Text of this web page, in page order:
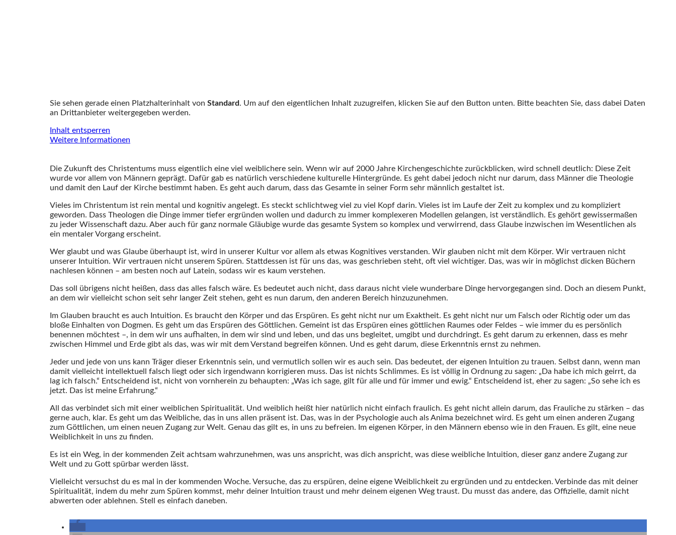
Sie sehen gerade einen Platzhalterinhalt von Standard. Um auf den eigentlichen Inhalt zuzugreifen, klicken Sie auf den Button unten. Bitte beachten Sie, dass dabei Daten
an Drittanbieter weitergegeben werden.
Inhalt entsperren
Weitere Informationen
Die Zukunft des Christentums muss eigentlich eine viel weiblichere sein. Wenn wir auf 2000 Jahre Kirchengeschichte zurückblicken, wird schnell deutlich: Diese Zeit
wurde vor allem von Männern geprägt. Dafür gab es natürlich verschiedene kulturelle Hintergründe. Es geht dabei jedoch nicht nur darum, dass Männer die Theologie
und damit den Lauf der Kirche bestimmt haben. Es geht auch darum, dass das Gesamte in seiner Form sehr männlich gestaltet ist.
Vieles im Christentum ist rein mental und kognitiv angelegt. Es steckt schlichtweg viel zu viel Kopf darin. Vieles ist im Laufe der Zeit zu komplex und zu kompliziert
geworden. Dass Theologen die Dinge immer tiefer ergründen wollen und dadurch zu immer komplexeren Modellen gelangen, ist verständlich. Es gehört gewissermaßen
zu jeder Wissenschaft dazu. Aber auch für ganz normale Gläubige wurde das gesamte System so komplex und verwirrend, dass Glaube inzwischen im Wesentlichen als
ein mentaler Vorgang erscheint.
Wer glaubt und was Glaube überhaupt ist, wird in unserer Kultur vor allem als etwas Kognitives verstanden. Wir glauben nicht mit dem Körper. Wir vertrauen nicht
unserer Intuition. Wir vertrauen nicht unserem Spüren. Stattdessen ist für uns das, was geschrieben steht, oft viel wichtiger. Das, was wir in möglichst dicken Büchern
nachlesen können – am besten noch auf Latein, sodass wir es kaum verstehen.
Das soll übrigens nicht heißen, dass das alles falsch wäre. Es bedeutet auch nicht, dass daraus nicht viele wunderbare Dinge hervorgegangen sind. Doch an diesem Punkt,
an dem wir vielleicht schon seit sehr langer Zeit stehen, geht es nun darum, den anderen Bereich hinzuzunehmen.
Im Glauben braucht es auch Intuition. Es braucht den Körper und das Erspüren. Es geht nicht nur um Exaktheit. Es geht nicht nur um Falsch oder Richtig oder um das
bloße Einhalten von Dogmen. Es geht um das Erspüren des Göttlichen. Gemeint ist das Erspüren eines göttlichen Raumes oder Feldes – wie immer du es persönlich
benennen möchtest –, in dem wir uns aufhalten, in dem wir sind und leben, und das uns begleitet, umgibt und durchdringt. Es geht darum zu erkennen, dass es mehr
zwischen Himmel und Erde gibt als das, was wir mit dem Verstand begreifen können. Und es geht darum, diese Erkenntnis ernst zu nehmen.
Jeder und jede von uns kann Träger dieser Erkenntnis sein, und vermutlich sollen wir es auch sein. Das bedeutet, der eigenen Intuition zu trauen. Selbst dann, wenn man
damit vielleicht intellektuell falsch liegt oder sich irgendwann korrigieren muss. Das ist nichts Schlimmes. Es ist völlig in Ordnung zu sagen: „Da habe ich mich geirrt, da
lag ich falsch.“ Entscheidend ist, nicht von vornherein zu behaupten: „Was ich sage, gilt für alle und für immer und ewig.“ Entscheidend ist, eher zu sagen: „So sehe ich es
jetzt. Das ist meine Erfahrung.“
All das verbindet sich mit einer weiblichen Spiritualität. Und weiblich heißt hier natürlich nicht einfach fraulich. Es geht nicht allein darum, das Frauliche zu stärken – das
gerne auch, klar. Es geht um das Weibliche, das in uns allen präsent ist. Das, was in der Psychologie auch als Anima bezeichnet wird. Es geht um einen anderen Zugang
zum Göttlichen, um einen neuen Zugang zur Welt. Genau das gilt es, in uns zu befreien. Im eigenen Körper, in den Männern ebenso wie in den Frauen. Es gilt, eine neue
Weiblichkeit in uns zu finden.
Es ist ein Weg, in der kommenden Zeit achtsam wahrzunehmen, was uns anspricht, was dich anspricht, was diese weibliche Intuition, dieser ganz andere Zugang zur
Welt und zu Gott spürbar werden lässt.
Vielleicht versuchst du es mal in der kommenden Woche. Versuche, das zu erspüren, deine eigene Weiblichkeit zu ergründen und zu entdecken. Verbinde das mit deiner
Spiritualität, indem du mehr zum Spüren kommst, mehr deiner Intuition traust und mehr deinem eigenen Weg traust. Du musst das andere, das Offizielle, damit nicht
abwerten oder ablehnen. Stell es einfach daneben.